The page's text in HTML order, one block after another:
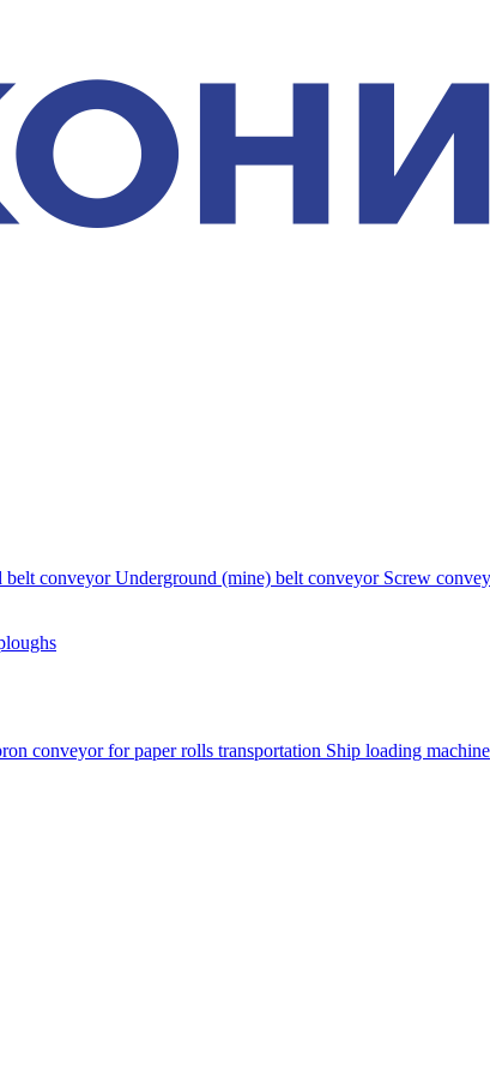
belt conveyorUnderground (mine) belt conveyor Screw
conveyor for paper rolls transportation Ship loading machine